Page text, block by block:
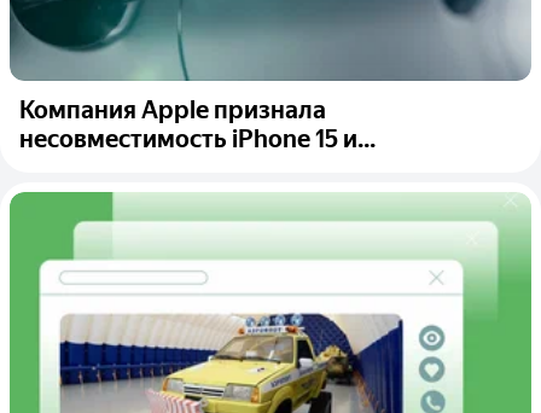
Компания Apple признала
несовместимость iPhone 15 и...